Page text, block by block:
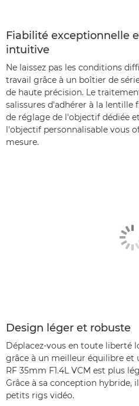
Fiabilité exceptionnelle
intuitive
Ne laissez pas les conditions
travail grâce à un boîtier de
de haute précision. Le
salissures d'adhérer à la lentille
de réglage de l'objectif dédiée
l'objectif personnalisable vous
mesure.
Design léger et robuste
Déplacez-vous en toute liberté
grâce à un meilleur équilibre et
RF 35mm F1.4L VCM est plus
Grâce à sa conception hybride,
petits rigs vidéo.